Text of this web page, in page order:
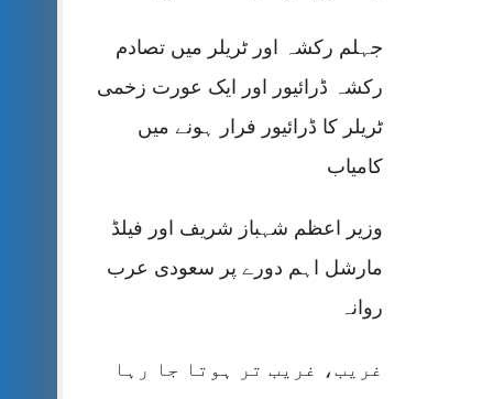
جہلم رکشہ اور ٹریلر میں تصادم
رکشہ ڈرائیور اور ایک عورت زخمی
ٹریلر کا ڈرائیور فرار ہونے میں
کامیاب
وزیر اعظم شہباز شریف اور فیلڈ
مارشل اہم دورے پر سعودی عرب
روانہ
غریب، غریب تر ہوتا جا رہا